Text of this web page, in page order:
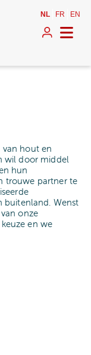
NL FR EN
hout en
wil door middel
hun
trouwe partner te
buitenland. Wenst
onze
en we